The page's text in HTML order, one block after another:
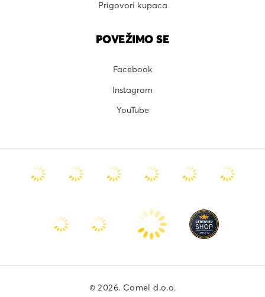
Prigovori kupaca
POVEŽIMO SE
Facebook
Instagram
YouTube
© 2026. Comel d.o.o.